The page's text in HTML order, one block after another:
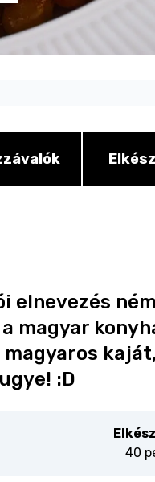
elnevezés
magyar
:D
40